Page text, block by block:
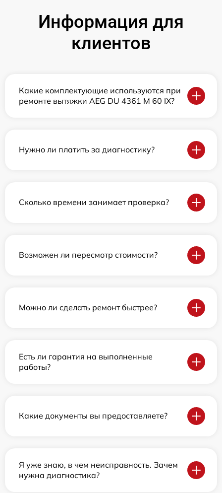
Информация для
клиентов
Какие комплектующие используются при
ремонте вытяжки AEG DU 4361 M 60 IX?
Нужно ли платить за диагностику?
Сколько времени занимает проверка?
Возможен ли пересмотр стоимости?
Можно ли сделать ремонт быстрее?
Есть ли гарантия на выполненные
работы?
Какие документы вы предоставляете?
Я уже знаю, в чем неисправность. Зачем
нужна диагностика?